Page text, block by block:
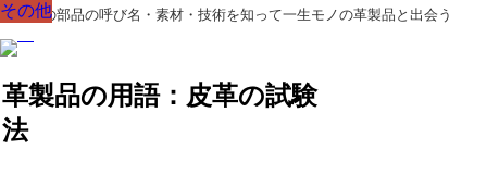
革製品の部品の呼び名・素材・技術を知って一生モノの革製品と出会う
革製品の用語：皮革の試験
法
その他
その他
その他
その他
その他
その他
その他